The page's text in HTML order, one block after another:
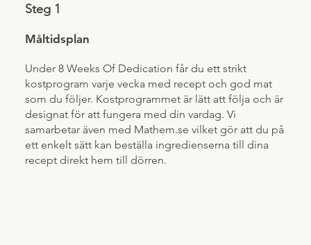
Under 8 Weeks Of Dedication får du ett strikt
kostprogram varje vecka med recept och god mat
som du följer. Kostprogrammet är lätt att följa och är
designat för att fungera med din vardag. Vi
samarbetar även med Mathem.se vilket gör att du på
ett enkelt sätt kan beställa ingredienserna till dina
recept direkt hem till dörren.
Måltidsplan
Steg 1